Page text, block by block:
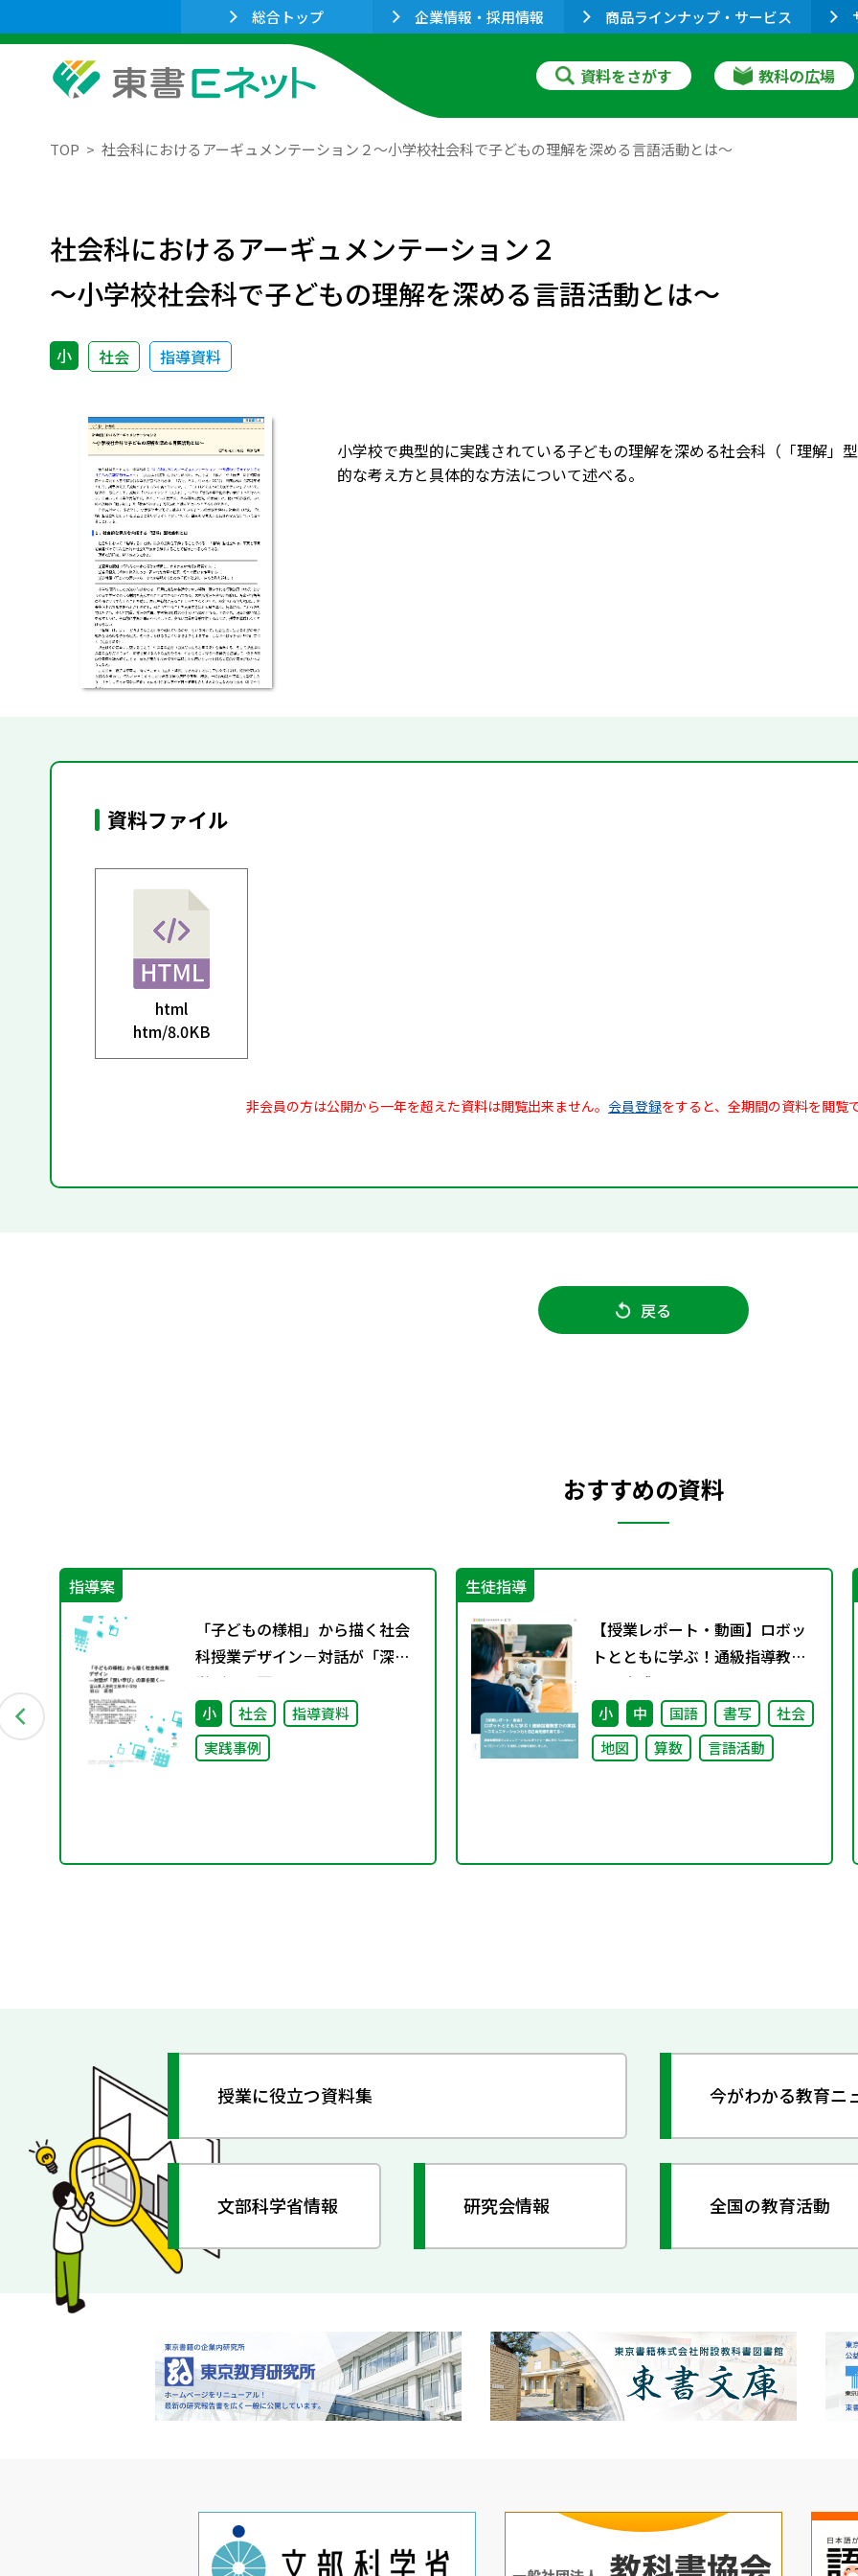
総合トップ 企業情報・採用情報 商品ラインナップ・サービス
資料をさがす 教科の広場
TOP 社会科におけるアーギュメンテーション２〜小学校社会科で子どもの理解を深める言語活動とは〜
社会科におけるアーギュメンテーション２
〜小学校社会科で子どもの理解を深める言語活動とは〜
小 社会 指導資料
小学校で典型的に実践されている子どもの理解を深める社会科（「理解」
的な考え方と具体的な方法について述べる。
資料ファイル
html
htm/8.0KB
非会員の方は公開から一年を超えた資料は閲覧出来ません。 会員登録をすると、全期間の資料を閲覧
戻る
おすすめの資料
指導案
「子どもの様相」から描く社会
科授業デザイン－対話が「深い
学び」の扉を開く－
小 社会
指導資料
実践事例
生徒指導
【授業レポート・動画】ロボッ
トとともに学ぶ！通級指導教室
での実践～コミュニケーション
力と自己肯定感を育てる～
小 中 国語 書写
社会
地図
算数 言語活動
授業に役立つ資料集 今がわかる教育ニ
文部科学省情報 研究会情報 全国の教育活動